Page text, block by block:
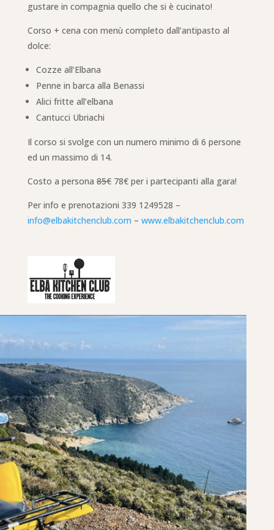
gustare in compagnia quello che si è cucinato!
Corso + cena con menù completo dall’antipasto al
dolce:
Cozze all’Elbana
Penne in barca alla Benassi
Alici fritte all’elbana
Cantucci Ubriachi
Il corso si svolge con un numero minimo di 6 persone
ed un massimo di 14.
Costo a persona85€78€ per i partecipanti alla gara!
Per info e prenotazioni 339 1249528 –
info@elbakitchenclub.com – www.elbakitchenclub.com